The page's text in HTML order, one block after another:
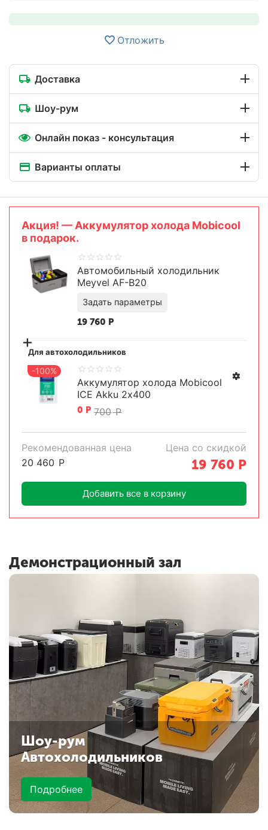
Отложить
Доставка
Шоу-рум
Онлайн показ - консультация
Варианты оплаты
Aкция! — Аккумулятор холода Mobicool
в подарок.
Автомобильный холодильник
Meyvel AF-B20
Задать параметры
19 760 Р
+Для автохолодильников
-100%
Аккумулятор холода Mobicool
ICE Akku 2х400
0 Р 700 Р
Рекомендованная цена
20 460 Р
Цена со скидкой
19 760 Р
Добавить все в корзину
Демонстрационный зал
Шоу-рум
Автохолодильников
Подробнее